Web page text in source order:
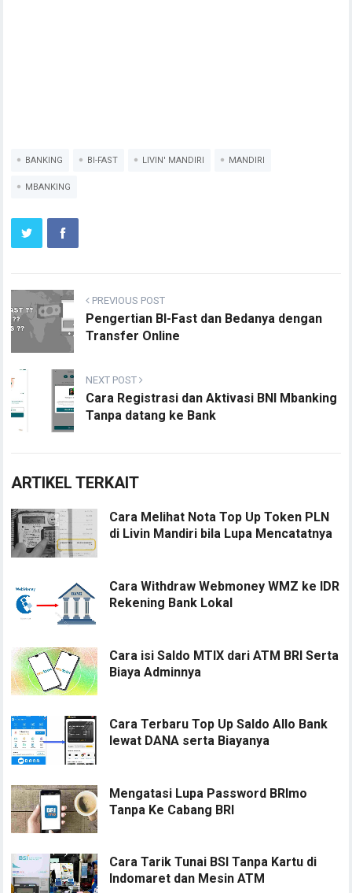
BANKING BI-FAST LIVIN' MANDIRI MANDIRI
MBANKING
PREVIOUS POST
Pengertian BI-Fast dan Bedanya dengan
Transfer Online
NEXT POST
Cara Registrasi dan Aktivasi BNI Mbanking
Tanpa datang ke Bank
ARTIKEL TERKAIT
Cara Melihat Nota Top Up Token PLN
di Livin Mandiri bila Lupa Mencatatnya
Cara Withdraw Webmoney WMZ ke IDR
Rekening Bank Lokal
Cara isi Saldo MTIX dari ATM BRI Serta
Biaya Adminnya
Cara Terbaru Top Up Saldo Allo Bank
lewat DANA serta Biayanya
Mengatasi Lupa Password BRImo
Tanpa Ke Cabang BRI
Cara Tarik Tunai BSI Tanpa Kartu di
Indomaret dan Mesin ATM